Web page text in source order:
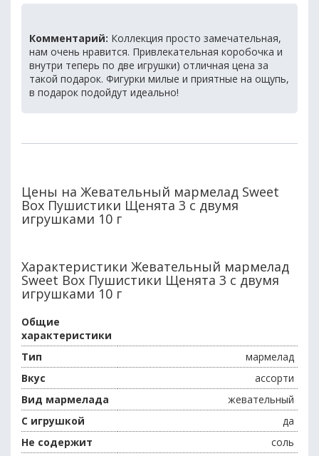
Комментарий: Коллекция просто замечательная,
нам очень нравится. Привлекательная коробочка и
внутри теперь по две игрушки) отличная цена за
такой подарок. Фигурки милые и приятные на ощупь,
в подарок подойдут идеально!
Цены на Жевательный мармелад Sweet
Box Пушистики Щенята 3 с двумя
игрушками 10 г
Характеристики Жевательный мармелад
Sweet Box Пушистики Щенята 3 с двумя
игрушками 10 г
Общие
характеристики
Тип
мармелад
Вкус
ассорти
Вид мармелада
жевательный
С игрушкой
да
Не содержит
соль